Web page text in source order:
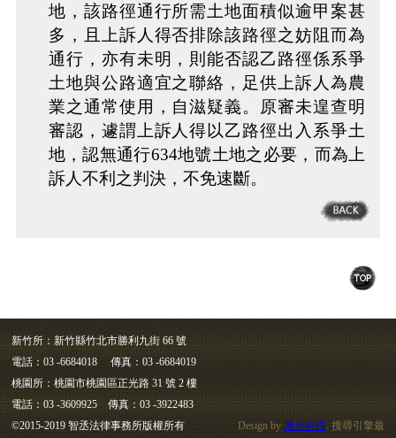
地，該路徑通行所需土地面積似逾甲案甚
多，且上訴人得否排除該路徑之妨阻而為
通行，亦有未明，則能否認乙路徑係系爭
土地與公路適宜之聯絡，足供上訴人為農
業之通常使用，自滋疑義。原審未遑查明
審認，遽謂上訴人得以乙路徑出入系爭土
地，認無通行634地號土地之必要，而為上
訴人不利之判決，不免速斷。
新竹所：新竹縣竹北市勝利九街 66 號
電話：03 -6684018 傳真：03 -6684019
桃園所：桃園市桃園區正光路 31 號 2 樓
電話：03 -3609925 傳真：03 -3922483
©2015-2019 智丞法律事務所版權所有
Design by 博全科技. 搜尋引擎最